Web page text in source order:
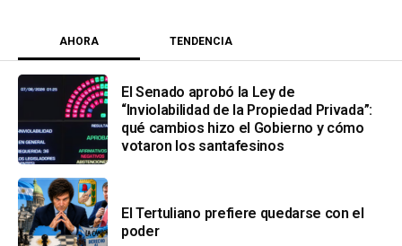
AHORA TENDENCIA
El Senado aprobó la Ley de
“Inviolabilidad de la Propiedad Privada”:
qué cambios hizo el Gobierno y cómo
votaron los santafesinos
El Tertuliano prefiere quedarse con el
poder